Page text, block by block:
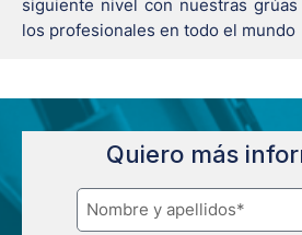
siguiente nivel con nuestras
los profesionales en todo el mundo
Quiero más